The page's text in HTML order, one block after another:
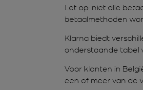
Let op: niet alle
betaalmethoden
Klarna biedt
onderstaande tabel
Voor klanten in
een of meer van de